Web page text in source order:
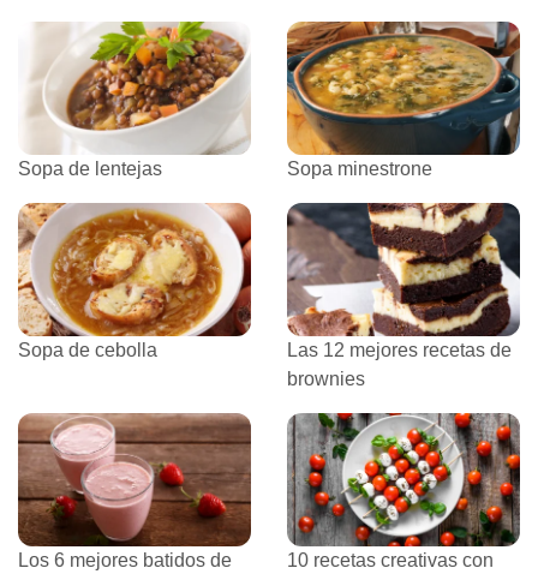
Sopa de lentejas Sopa minestrone
Sopa de cebolla
Las 12 mejores recetas de
brownies
Los 6 mejores batidos de
10 recetas creativas con